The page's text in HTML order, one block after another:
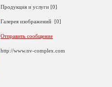
Продукция и услуги [0]
Галерея изображений [0]
Отправить сообщение
http://www.nv-complex.com